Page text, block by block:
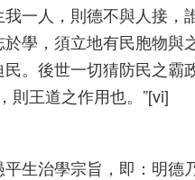
一人，則德不與人接，
學，須立地有民胞物與
。後世一切猜防民之霸
則王道之作用也。”[vi]
生治學宗旨，即：明德